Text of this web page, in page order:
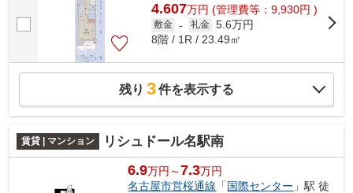
4.607万円 (管理費等：9,930円 )
敷金 - 礼金 5.6万円
8階 / 1R / 23.49㎡
残り 3件を表示する
賃貸 | マンション リシュドール名駅南
6.9万円～7.3万円
名古屋市営桜通線 「国際センター 」駅 徒